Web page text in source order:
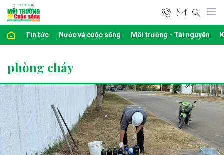
Tin tức Nước và cuộc sống Môi trường - Tài nguyên
phòng cháy